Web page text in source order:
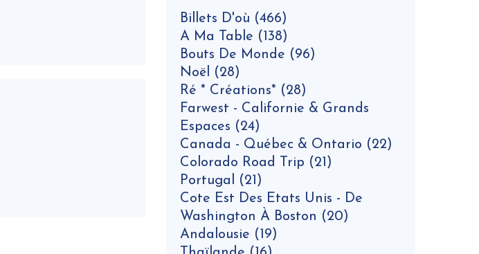
Billets D'où (466)
A Ma Table (138)
Bouts De Monde (96)
Noël (28)
Ré * Créations* (28)
Farwest - Californie & Grands
Espaces (24)
Canada - Québec & Ontario (22)
Colorado Road Trip (21)
Portugal (21)
Cote Est Des Etats Unis - De
Washington À Boston (20)
Andalousie (19)